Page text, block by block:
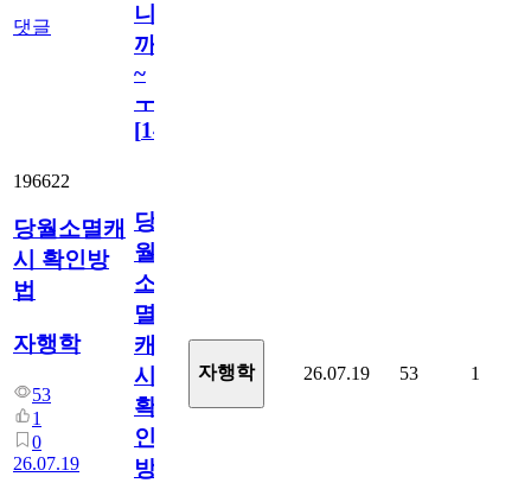
댓글
니
까
~
ㅜ
[14
196622
당월소멸캐
시 확인방
법
자행학
53
1
0
26.07.19
당
월
소
멸
캐
시
확
인
방
자행학 26.07.19 53 1